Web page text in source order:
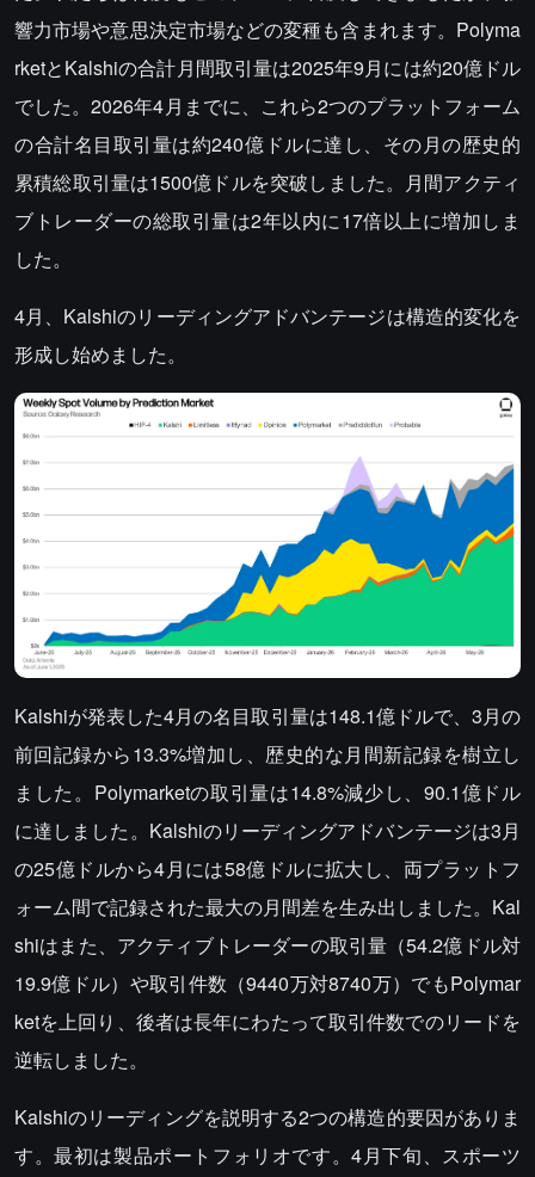
響力市場や意思決定市場などの変種も含まれます。Polyma
rketとKalshiの合計月間取引量は2025年9月には約20億ドル
でした。2026年4月までに、これら2つのプラットフォーム
の合計名目取引量は約240億ドルに達し、その月の歴史的
累積総取引量は1500億ドルを突破しました。月間アクティ
ブトレーダーの総取引量は2年以内に17倍以上に増加しま
した。
4月、Kalshiのリーディングアドバンテージは構造的変化を
形成し始めました。
Kalshiが発表した4月の名目取引量は148.1億ドルで、3月の
前回記録から13.3%増加し、歴史的な月間新記録を樹立し
ました。Polymarketの取引量は14.8%減少し、90.1億ドル
に達しました。Kalshiのリーディングアドバンテージは3月
の25億ドルから4月には58億ドルに拡大し、両プラットフ
ォーム間で記録された最大の月間差を生み出しました。Kal
shiはまた、アクティブトレーダーの取引量（54.2億ドル対
19.9億ドル）や取引件数（9440万対8740万）でもPolymar
ketを上回り、後者は長年にわたって取引件数でのリードを
逆転しました。
Kalshiのリーディングを説明する2つの構造的要因がありま
す。最初は製品ポートフォリオです。4月下旬、スポーツ